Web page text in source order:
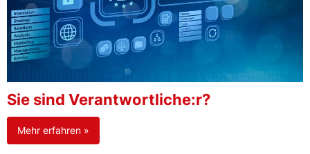
Sie sind Verantwortliche:r?
Mehr erfahren »